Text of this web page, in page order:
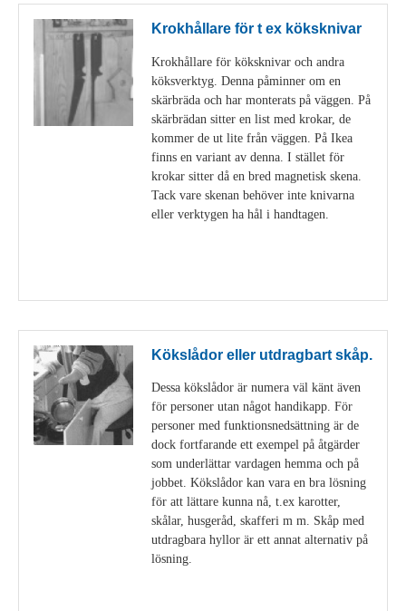
Krokhållare för t ex köksknivar
Krokhållare för köksknivar och andra
köksverktyg. Denna påminner om en
skärbräda och har monterats på väggen. På
skärbrädan sitter en list med krokar, de
kommer de ut lite från väggen. På Ikea
finns en variant av denna. I stället för
krokar sitter då en bred magnetisk skena.
Tack vare skenan behöver inte knivarna
eller verktygen ha hål i handtagen.
Kökslådor eller utdragbart skåp.
Dessa kökslådor är numera väl känt även
för personer utan något handikapp. För
personer med funktionsnedsättning är de
dock fortfarande ett exempel på åtgärder
som underlättar vardagen hemma och på
jobbet. Kökslådor kan vara en bra lösning
för att lättare kunna nå, t.ex karotter,
skålar, husgeråd, skafferi m m. Skåp med
utdragbara hyllor är ett annat alternativ på
lösning.